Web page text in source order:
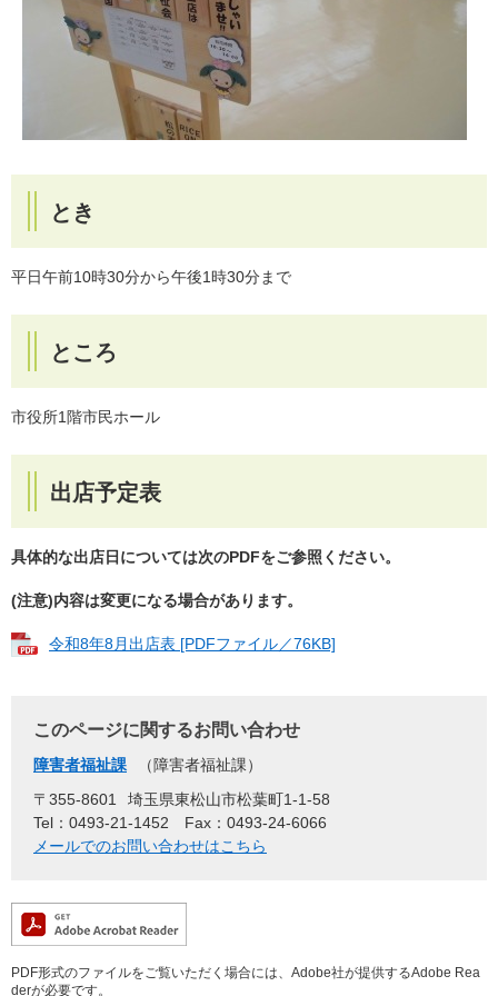
とき
平日午前10時30分から午後1時30分まで
ところ
市役所1階市民ホール
出店予定表
具体的な出店日については次のPDFをご参照ください。
(注意)内容は変更になる場合があります。
令和8年8月出店表 [PDFファイル／76KB]
このページに関するお問い合わせ
障害者福祉課
障害者福祉課
〒355-8601
埼玉県東松山市松葉町1-1-58
Tel：0493-21-1452
Fax：0493-24-6066
メールでのお問い合わせはこちら
PDF形式のファイルをご覧いただく場合には、Adobe社が提供するAdobe Rea
derが必要です。